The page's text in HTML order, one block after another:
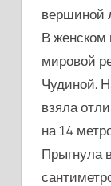
вершиной
В женском
мировой
Чудиной.
взяла
на 14
Прыгнула